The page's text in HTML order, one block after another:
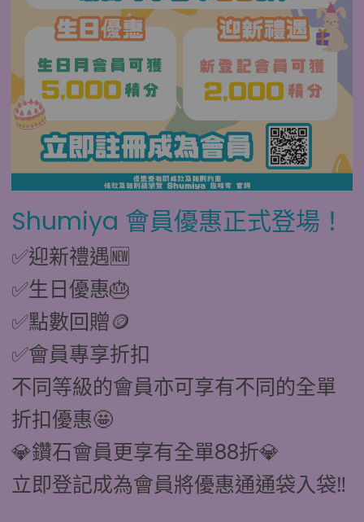
Shumiya 會員優惠正式登場！
✅迎新禮遇🆕
✅生日優惠🎂
✅點數回贈🪙
✅會員專享折扣
不同等級的會員亦可享有不同的全單
折扣優惠🤩
💎鑽石會員更享有全單88折💎
立即登記成為會員將優惠通通袋入袋‼️